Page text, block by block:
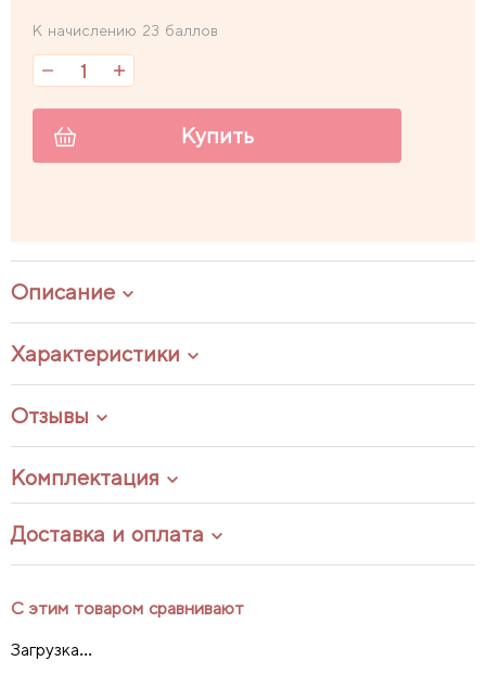
К начислению 23 баллов
Купить
Описание
Характеристики
Отзывы
Комплектация
Доставка и оплата
С этим товаром сравнивают
Загрузка...